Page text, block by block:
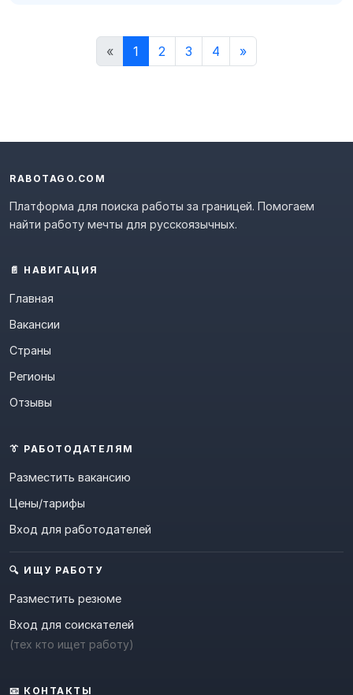
« 1 2 3 4 »
RABOTAGO.COM
Платформа для поиска работы за границей. Помогаем
найти работу мечты для русскоязычных.
📄 НАВИГАЦИЯ
Главная
Вакансии
Страны
Регионы
Отзывы
👔 РАБОТОДАТЕЛЯМ
Разместить вакансию
Цены/тарифы
Вход для работодателей
🔍 ИЩУ РАБОТУ
Разместить резюме
Вход для соискателей
(тех кто ищет работу)
📧 КОНТАКТЫ